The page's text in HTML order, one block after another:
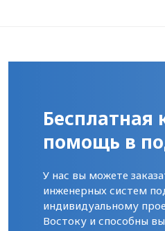
Бесплатная
помощь в
У нас вы можете
инженерных систем
индивидуальному
Востоку и способны